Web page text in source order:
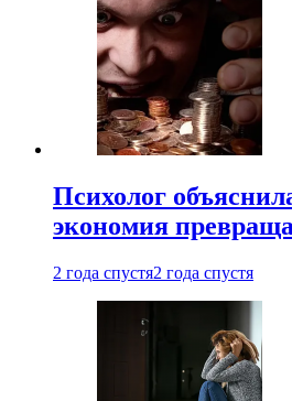
Психолог
экономия
2 года спустя2 года спустя